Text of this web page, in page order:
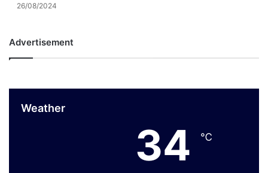
26/08/2024
Advertisement
Weather
34 ℃